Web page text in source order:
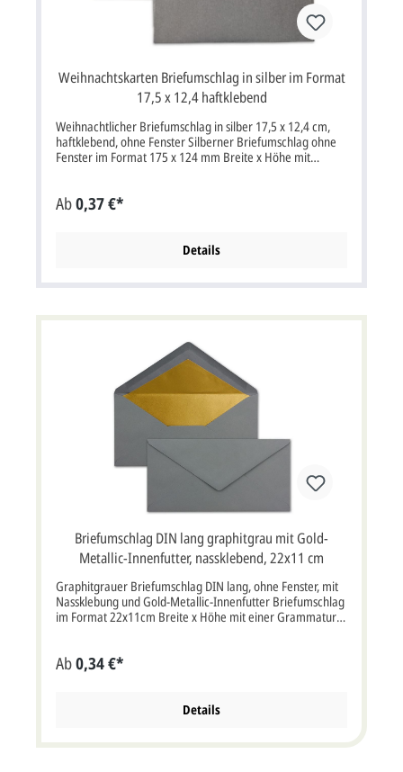
Weihnachtskarten Briefumschlag in silber im Format
17,5 x 12,4 haftklebend
Weihnachtlicher Briefumschlag in silber 17,5 x 12,4 cm,
haftklebend, ohne Fenster Silberner Briefumschlag ohne
Fenster im Format 175 x 124 mm Breite x Höhe mit
Kuverts sind nicht direkt bedruckbar, deshalb empfehlen
wir transparente Etiketten.Bitte beachten Sie:Ihre Karten
Ab0,37 €*
Details
Briefumschlag DIN lang graphitgrau mit Gold-
Metallic-Innenfutter, nassklebend, 22x11 cm
Graphitgrauer Briefumschlag DIN lang, ohne Fenster, mit
Nassklebung und Gold-Metallic-Innenfutter Briefumschlag
im Format 22x11cm Breite x Höhe mit einer Grammatur
Farbe: graphitgrauEigenschaften: Nassklebung,
Sattelklappe, ohne FensterVerwendung: Passend für
Hochzeitskarten, Weihnachtskarten, Jubiläumskarten,
müssen mindestens3 mm kleiner als die Kuverts sein.
Ab0,34 €*
Details